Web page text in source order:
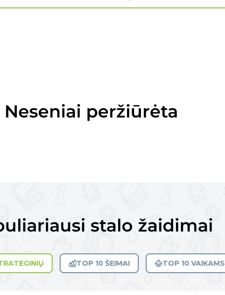
Neseniai peržiūrėta
stalo žaidimai
TOP 10 ŠEIMAI TOP 10 VAIKAMS